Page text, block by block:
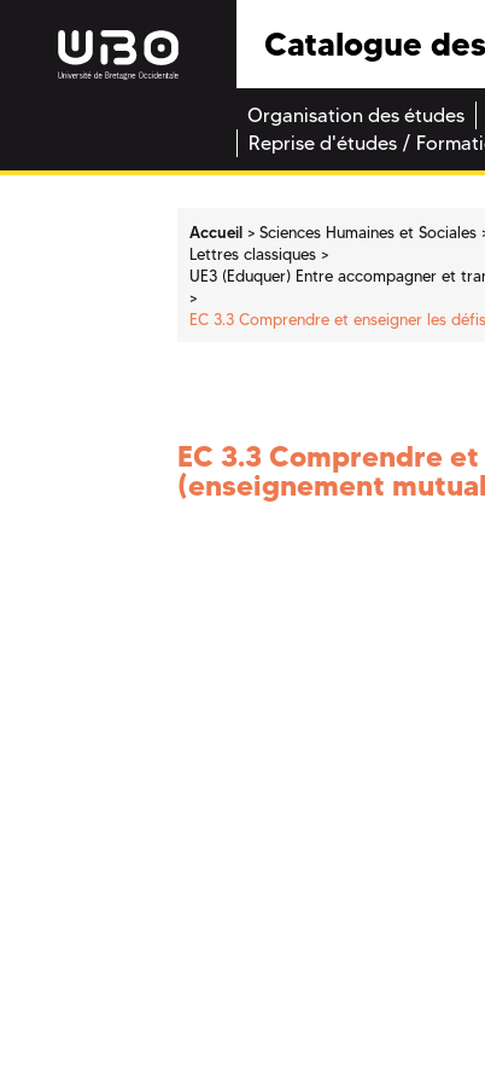
Catalogue
Organisation des études
Reprise d'études /
Accueil Sciences Humaines et Sociales
Lettres classiques
UE3 (Eduquer) Entre accompagner et
EC 3.3 Comprendre et enseigner les
EC 3.3 Comprendre
(enseignement